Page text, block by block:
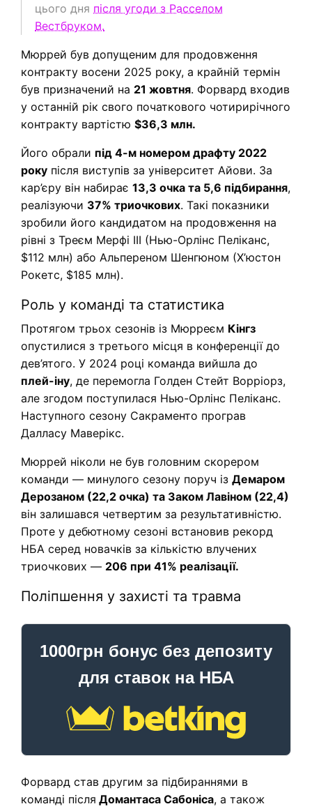
цього дня після угоди з Расселом
Вестбруком.
Мюррей був допущеним для продовження
контракту восени 2025 року, а крайній термін
був призначений на 21 жовтня. Форвард входив
у останній рік свого початкового чотирирічного
контракту вартістю $36,3 млн.
Його обрали під 4-м номером драфту 2022
року після виступів за університет Айови. За
кар’єру він набирає 13,3 очка та 5,6 підбирання,
реалізуючи 37% триочкових. Такі показники
зробили його кандидатом на продовження на
рівні з Треєм Мерфі III (Нью-Орлінс Пеліканс,
$112 млн) або Альпереном Шенгюном (Х’юстон
Рокетс, $185 млн).
Роль у команді та статистика
Протягом трьох сезонів із Мюрреєм Кінгз
опустилися з третього місця в конференції до
дев’ятого. У 2024 році команда вийшла до
плей-іну, де перемогла Голден Стейт Ворріорз,
але згодом поступилася Нью-Орлінс Пеліканс.
Наступного сезону Сакраменто програв
Далласу Маверікс.
Мюррей ніколи не був головним скорером
команди — минулого сезону поруч із Демаром
Дерозаном (22,2 очка) та Заком Лавіном (22,4)
він залишався четвертим за результативністю.
Проте у дебютному сезоні встановив рекорд
НБА серед новачків за кількістю влучених
триочкових — 206 при 41% реалізації.
Поліпшення у захисті та травма
1000грн бонус без депозиту
для ставок на НБА
Форвард став другим за підбираннями в
команді після Домантаса Сабоніса, а також